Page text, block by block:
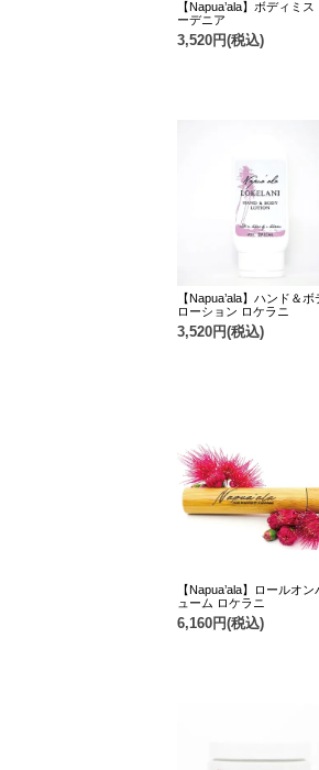
【Napua’ala】ボディミス
ーデニア
3,520円(税込)
【Napua’ala】ハンド＆ボ
ローション ロケラニ
3,520円(税込)
【Napua’ala】ロールオン
ューム ロケラニ
6,160円(税込)